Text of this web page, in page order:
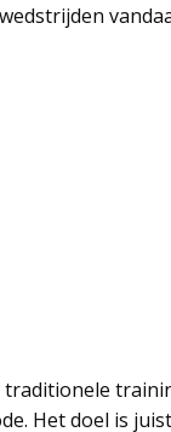
Het doel is